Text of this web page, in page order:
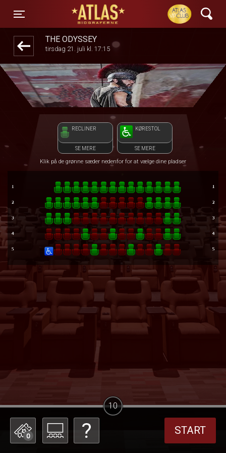
Toggle navigation
ATLAS Biograferne
THE ODYSSEY
tirsdag 21. juli kl. 17:15
RECLINER
SE MERE
KØRESTOL
SE MERE
Klik på de grønne sæder nedenfor for at vælge dine pladser
0 START
10
front03-cc 030442